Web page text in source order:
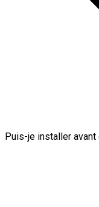
Puis-je installer